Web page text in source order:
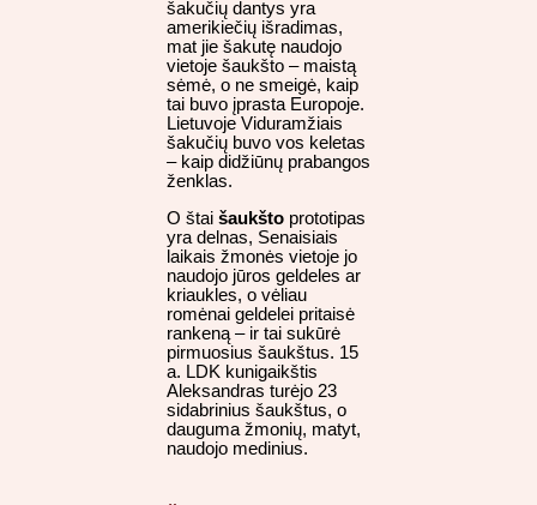
šakučių dantys yra
amerikiečių išradimas,
mat jie šakutę naudojo
vietoje šaukšto – maistą
sėmė, o ne smeigė, kaip
tai buvo įprasta Europoje.
Lietuvoje Viduramžiais
šakučių buvo vos keletas
– kaip didžiūnų prabangos
ženklas.
O štai šaukšto prototipas
yra delnas, Senaisiais
laikais žmonės vietoje jo
naudojo jūros geldeles ar
kriaukles, o vėliau
romėnai geldelei pritaisė
rankeną – ir tai sukūrė
pirmuosius šaukštus. 15
a. LDK kunigaikštis
Aleksandras turėjo 23
sidabrinius šaukštus, o
dauguma žmonių, matyt,
naudojo medinius.